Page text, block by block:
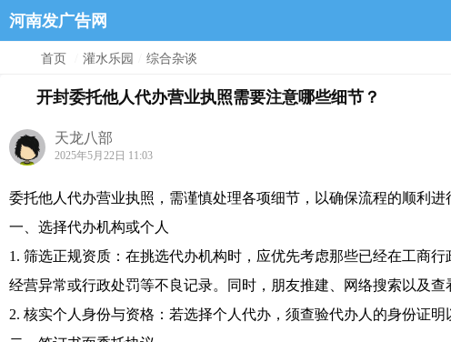
河南发广告网
首页 灌水乐园 综合杂谈
开封委托他人代办营业执照需要注意哪些细节？
天龙八部
2025年5月22日 11:03
委托他人代办营业执照，需谨慎处理各项细节，以确保流程的顺利
一、选择代办机构或个人
1. 筛选正规资质：在挑选代办机构时，应优先考虑那些已经在工商
经营异常或行政处罚等不良记录。同时，朋友推建、网络搜索以及查
2. 核实个人身份与资格：若选择个人代办，须查验代办人的身份证